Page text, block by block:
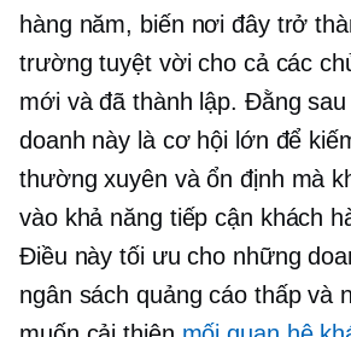
hàng năm, biến nơi đây trở
trường tuyệt vời cho cả các
mới và đã thành lập. Đằng
doanh này là cơ hội lớn để
thường xuyên và ổn định mà
vào khả năng tiếp cận khách
Điều này tối ưu cho những
ngân sách quảng cáo thấp và